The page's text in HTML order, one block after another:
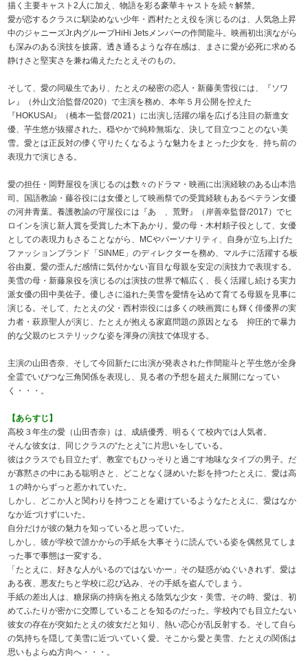
描く主要キャスト2人に加え、物語を彩る豪華キャストを続々解禁。
愛が恋するクラスに馴染めない少年・西村たとえ役を演じるのは、人気急上昇
中のジャニーズJr.内グループHiHi Jetsメンバーの作間龍斗。映画初出演ながら
も深みのある演技を披露。透き通るような存在感は、まさに愛が必死に求める
静けさと堅実さを兼ね備えたたとえそのもの。
そして、愛の同級生であり、たとえの秘密の恋人・新藤美雪役には、『ソワ
レ』（外山文治監督/2020）で主演を務め、本年５月公開を控えた
『HOKUSAI』（橋本一監督/2021）に出演し活躍の場を広げる注目の新進女
優、芋生悠が抜擢された。穏やかで純粋無垢な、決して目立つことのない美
雪。愛とは正反対の儚く守りたくなるような魅力をまとった少女を、持ち前の
表現力で演じきる。
愛の担任・岡野屋役を演じるのは数々のドラマ・映画に出演経験のある山本浩
司。国語教諭・藤谷役には女優として映画祭での受賞経験もあるベテラン女優
の河井青葉。養護教諭の守屋役には『あゝ、荒野』（岸善幸監督/2017）でヒ
ロインを演じ新人賞を受賞した木下あかり。愛の母・木村頼子役として、女優
としての表現力もさることながら、MCやパーソナリティ、自身が立ち上げた
ファッションブランド「SINME」のディレクターを務め、マルチに活躍する板
谷由夏。愛の歪んだ感情に気付かない盲目な母親を安定の演技力で表現する。
美雪の母・新藤泉役を演じるのは演技の世界で幅広く、長く活躍し続ける実力
派女優の田中美佐子。優しさに溢れた美雪を愛情を込めて育てる母親を見事に
演じる。そして、たとえの父・西村崇役には多くの映画賞にも輝く俳優界の実
力者・萩原聖人が演じ、たとえが抱える家庭問題の原因となる 抑圧的で暴力
的な父親のヒステリックな姿を渾身の演技で体現する。
主演の山田杏奈、そして今回新たに出演が発表された作間龍斗と芋生悠が全身
全霊でいびつな三角関係を表現し、見る者の予想を超えた展開になってい
く・・・。
【あらすじ】
高校３年生の愛（山田杏奈）は、成績優秀、明るくて校内では人気者。
そんな彼女は、同じクラスの“たとえ”に片思いをしている。
彼はクラスでも目立たず、教室でもひっそりと過ごす地味なタイプの男子。だ
が寡黙さの中にある聡明さと、どことなく謎めいた影を持つたとえに、愛は高
１の時からずっと惹かれていた。
しかし、どこか人と関わりを持つことを避けているようなたとえに、愛はなか
なか近づけずにいた。
自分だけが彼の魅力を知っていると思っていた。
しかし、彼が学校で誰かからの手紙を大事そうに読んでいる姿を偶然見てしま
った事で事態は一変する。
「たとえに、好きな人がいるのではないかー」その疑惑がぬぐいきれず、愛は
ある夜、悪友たちと学校に忍び込み、その手紙を盗んでしまう。
手紙の差出人は、糖尿病の持病を抱える陰気な少女・美雪。その時、愛は、初
めてふたりが密かに交際していることを知るのだった。学校内でも目立たない
彼女の存在が突如たとえの彼女だと知り、熱い恋心が乱反射する。そして自ら
の気持ちを隠して美雪に近づいていく愛。そこから愛と美雪、たとえの関係は
思いもよらぬ方向へ・・・。